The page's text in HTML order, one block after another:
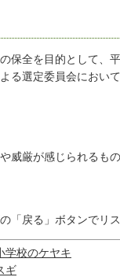
全を目的として、
る選定委員会において
威厳が感じられるもの
戻る」ボタンでリス
学校のケヤキ
ギ